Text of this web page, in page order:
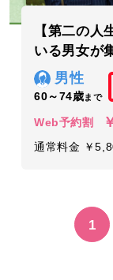
【第二の人
いる男女が
男性
60～74歳まで
Web予約割
通常料金 ￥
1